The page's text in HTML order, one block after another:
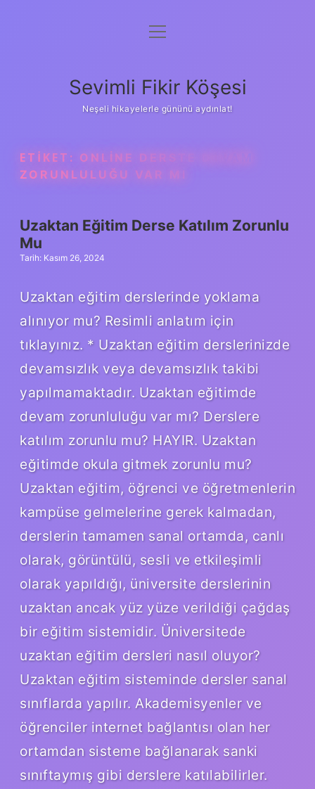
Anasayfa
Yasal Uyarı
menüyü
Sevimli Fikir Köşesi
Neşeli hikayelerle gününü aydınlat!
ETIKET: ONLINE DERSTE DEVAM
ZORUNLULUĞU VAR MI
Uzaktan Eğitim Derse Katılım Zorunlu
Mu
Tarih: Kasım 26, 2024
Uzaktan eğitim derslerinde yoklama
alınıyor mu? Resimli anlatım için
tıklayınız. * Uzaktan eğitim derslerinizde
devamsızlık veya devamsızlık takibi
yapılmamaktadır. Uzaktan eğitimde
devam zorunluluğu var mı? Derslere
katılım zorunlu mu? HAYIR. Uzaktan
eğitimde okula gitmek zorunlu mu?
Uzaktan eğitim, öğrenci ve öğretmenlerin
kampüse gelmelerine gerek kalmadan,
derslerin tamamen sanal ortamda, canlı
olarak, görüntülü, sesli ve etkileşimli
olarak yapıldığı, üniversite derslerinin
uzaktan ancak yüz yüze verildiği çağdaş
bir eğitim sistemidir. Üniversitede
uzaktan eğitim dersleri nasıl oluyor?
Uzaktan eğitim sisteminde dersler sanal
sınıflarda yapılır. Akademisyenler ve
öğrenciler internet bağlantısı olan her
ortamdan sisteme bağlanarak sanki
sınıftaymış gibi derslere katılabilirler.